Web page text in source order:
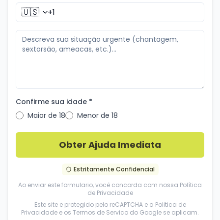
🇺🇸
Confirme sua idade *
Maior de 18
Menor de 18
Obter Ajuda Imediata
Estritamente Confidencial
Ao enviar este formulario, você concorda com nossa Política
de Privacidade
Este site e protegido pelo reCAPTCHA e a Politica de
Privacidade e os Termos de Servico do Google se aplicam.